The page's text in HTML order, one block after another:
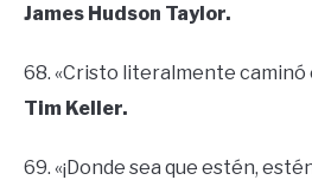
James Hudson Taylor.
68. «Cristo literalmente caminó
Tim Keller.
69. «¡Donde sea que estén,